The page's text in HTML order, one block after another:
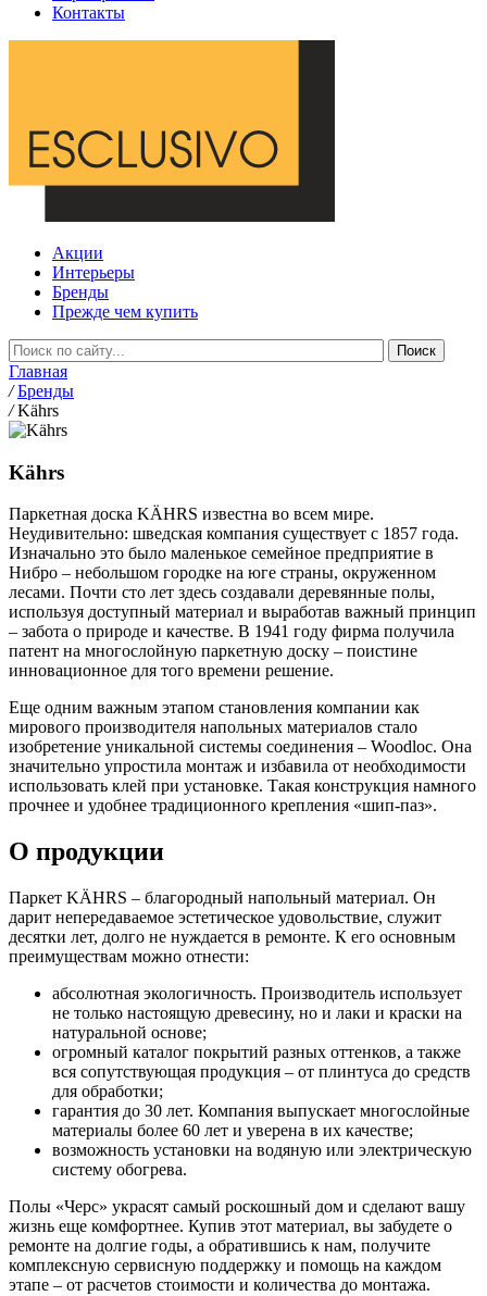
Контакты
Акции
Интерьеры
Бренды
Прежде чем купить
Главная
/ Бренды
/ Kährs
Kährs
Паркетная доска KÄHRS известна во всем мире.
Неудивительно: шведская компания существует с 1857 года.
Изначально это было маленькое семейное предприятие в
Нибро – небольшом городке на юге страны, окруженном
лесами. Почти сто лет здесь создавали деревянные полы,
используя доступный материал и выработав важный принцип
– забота о природе и качестве. В 1941 году фирма получила
патент на многослойную паркетную доску – поистине
инновационное для того времени решение.
Еще одним важным этапом становления компании как
мирового производителя напольных материалов стало
изобретение уникальной системы соединения – Woodloc. Она
значительно упростила монтаж и избавила от необходимости
использовать клей при установке. Такая конструкция намного
прочнее и удобнее традиционного крепления «шип-паз».
О продукции
Паркет KÄHRS – благородный напольный материал. Он
дарит непередаваемое эстетическое удовольствие, служит
десятки лет, долго не нуждается в ремонте. К его основным
преимуществам можно отнести:
абсолютная экологичность. Производитель использует
не только настоящую древесину, но и лаки и краски на
натуральной основе;
огромный каталог покрытий разных оттенков, а также
вся сопутствующая продукция – от плинтуса до средств
для обработки;
гарантия до 30 лет. Компания выпускает многослойные
материалы более 60 лет и уверена в их качестве;
возможность установки на водяную или электрическую
систему обогрева.
Полы «Черс» украсят самый роскошный дом и сделают вашу
жизнь еще комфортнее. Купив этот материал, вы забудете о
ремонте на долгие годы, а обратившись к нам, получите
комплексную сервисную поддержку и помощь на каждом
этапе – от расчетов стоимости и количества до монтажа.